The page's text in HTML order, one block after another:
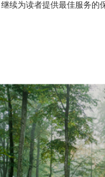
继续为读者提供最佳服务的